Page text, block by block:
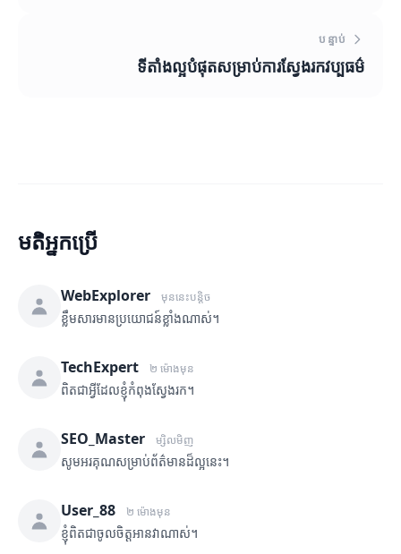
បន្ទាប់
ទីតាំងល្អបំផុតសម្រាប់ការស្វែងរកវប្បធម៌
មតិអ្នកប្រើ
WebExplorer មុននេះបន្តិច
ខ្លឹមសារមានប្រយោជន៍ខ្លាំងណាស់។
TechExpert ២ ម៉ោងមុន
ពិតជាអ្វីដែលខ្ញុំកំពុងស្វែងរក។
SEO_Master ម្សិលមិញ
សូមអរគុណសម្រាប់ព័ត៌មានដ៏ល្អនេះ។
User_88 ២ ម៉ោងមុន
ខ្ញុំពិតជាចូលចិត្តអានវាណាស់។